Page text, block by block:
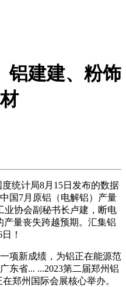
铝建建、粉饰
统计局8月15日发布的数据
国7月原铝（电解铝）产量
业协会副秘书长卢建，断电
产量丧失跨越预期。汇集铝
！
新成绩，为铝正在能源范
东省... ...2023第二届郑州铝
郑州国际会展核心举办。